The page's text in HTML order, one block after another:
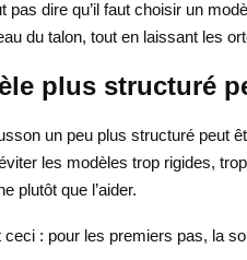
pas dire qu’il faut choisir un
du talon, tout en laissant les
plus structuré
un peu plus structuré peut
les modèles trop rigides,
plutôt que l’aider.
: pour les premiers pas, la